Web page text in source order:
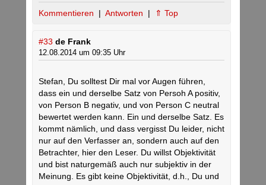
Kommentieren | Antworten | ⇑ Top
#33 de Frank
12.08.2014 um 09:35 Uhr
Stefan, Du solltest Dir mal vor Augen führen,
dass ein und derselbe Satz von Persoh A positiv,
von Person B negativ, und von Person C neutral
bewertet werden kann. Ein und derselbe Satz. Es
kommt nämlich, und dass vergisst Du leider, nicht
nur auf den Verfasser an, sondern auch auf den
Betrachter, hier den Leser. Du willst Objektivität
und bist naturgemäß auch nur subjektiv in der
Meinung. Es gibt keine Objektivität, d.h., Du und